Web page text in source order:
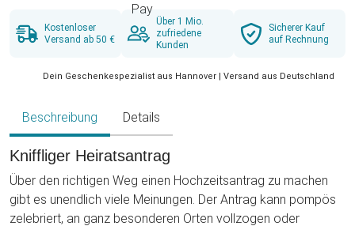
Kostenloser
Versand ab 50 €
Über 1 Mio.
zufriedene
Kunden
Sicherer Kauf
auf Rechnung
Dein Geschenkespezialist aus Hannover | Versand aus Deutschland
Beschreibung Details
Kniffliger Heiratsantrag
Über den richtigen Weg einen Hochzeitsantrag zu machen
gibt es unendlich viele Meinungen. Der Antrag kann pompös
zelebriert, an ganz besonderen Orten vollzogen oder